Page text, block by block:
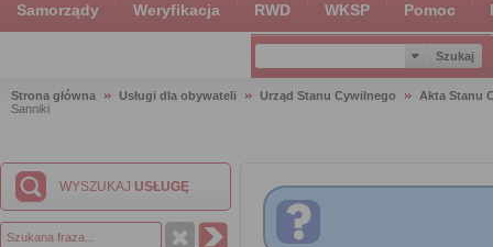
Samorządy Weryfikacja RWD WKSP Pomoc
Strona główna Usługi dla obywateli Urząd Stanu Cywilnego
Akta Stanu
Sanniki
WYSZUKAJ USŁUGĘ